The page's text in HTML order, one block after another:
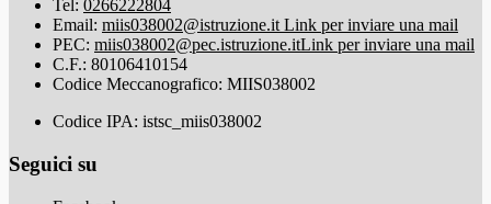
Tel: 0266222804
Email: miis038002@istruzione.it Link per inviare una mail
PEC: miis038002@pec.istruzione.itLink per inviare una mail
C.F.: 80106410154
Codice Meccanografico: MIIS038002
Codice IPA: istsc_miis038002
Seguici su